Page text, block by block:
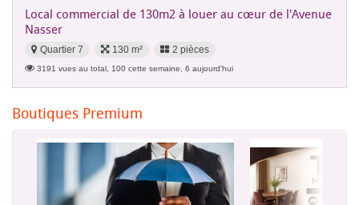
Local commercial de 130m2 à louer au cœur de l'Avenue
Nasser
Quartier 7 130 m² 2 pièces
3191 vues au total, 100 cette semaine, 6 aujourd'hui
Boutiques Premium